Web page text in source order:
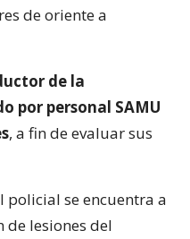
de oriente a
de la
por personal SAMU
, a fin de evaluar sus
policial se encuentra a
de lesiones del